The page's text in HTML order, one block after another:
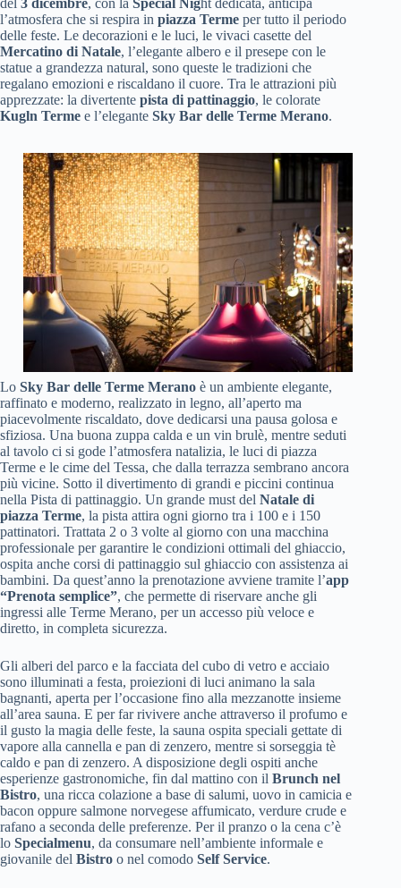
del 3 dicembre, con la Special Night dedicata, anticipa
l’atmosfera che si respira in piazza Terme per tutto il periodo
delle feste. Le decorazioni e le luci, le vivaci casette del
Mercatino di Natale, l’elegante albero e il presepe con le
statue a grandezza natural, sono queste le tradizioni che
regalano emozioni e riscaldano il cuore. Tra le attrazioni più
apprezzate: la divertente pista di pattinaggio, le colorate
Kugln Terme e l’elegante Sky Bar delle Terme Merano.
Lo Sky Bar delle Terme Merano è un ambiente elegante,
raffinato e moderno, realizzato in legno, all’aperto ma
piacevolmente riscaldato, dove dedicarsi una pausa golosa e
sfiziosa. Una buona zuppa calda e un vin brulè, mentre seduti
al tavolo ci si gode l’atmosfera natalizia, le luci di piazza
Terme e le cime del Tessa, che dalla terrazza sembrano ancora
più vicine. Sotto il divertimento di grandi e piccini continua
nella Pista di pattinaggio. Un grande must del Natale di
piazza Terme, la pista attira ogni giorno tra i 100 e i 150
pattinatori. Trattata 2 o 3 volte al giorno con una macchina
professionale per garantire le condizioni ottimali del ghiaccio,
ospita anche corsi di pattinaggio sul ghiaccio con assistenza ai
bambini. Da quest’anno la prenotazione avviene tramite l’app
“Prenota semplice”, che permette di riservare anche gli
ingressi alle Terme Merano, per un accesso più veloce e
diretto, in completa sicurezza.
Gli alberi del parco e la facciata del cubo di vetro e acciaio
sono illuminati a festa, proiezioni di luci animano la sala
bagnanti, aperta per l’occasione fino alla mezzanotte insieme
all’area sauna. E per far rivivere anche attraverso il profumo e
il gusto la magia delle feste, la sauna ospita speciali gettate di
vapore alla cannella e pan di zenzero, mentre si sorseggia tè
caldo e pan di zenzero. A disposizione degli ospiti anche
esperienze gastronomiche, fin dal mattino con il Brunch nel
Bistro, una ricca colazione a base di salumi, uovo in camicia e
bacon oppure salmone norvegese affumicato, verdure crude e
rafano a seconda delle preferenze. Per il pranzo o la cena c’è
lo Specialmenu, da consumare nell’ambiente informale e
giovanile del Bistro o nel comodo Self Service.